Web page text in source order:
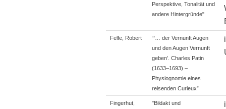
Perspektive, Tonalität und
andere Hintergründe"
Felfe, Robert
“‘… der Vernunft Augen
und den Augen Vernunft
geben’. Charles Patin
(1633–1693) –
Physiognomie eines
reisenden Curieux”
Fingerhut,
"Bildakt und